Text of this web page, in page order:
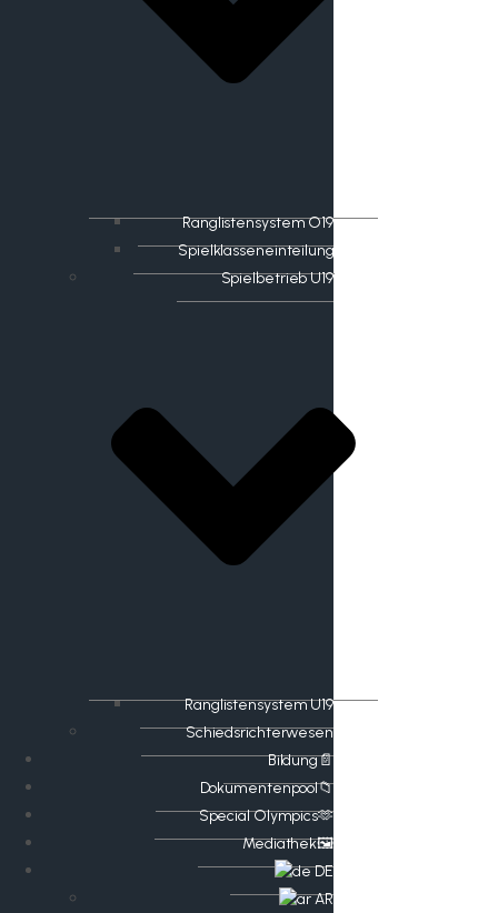
Ranglistensystem O19
Spielklasseneinteilung
Spielbetrieb U19
Ranglistensystem U19
Schiedsrichterwesen
Bildung📄
Dokumentenpool📁
​​Special Olympics🫶
Mediathek🖼️​
DE
AR